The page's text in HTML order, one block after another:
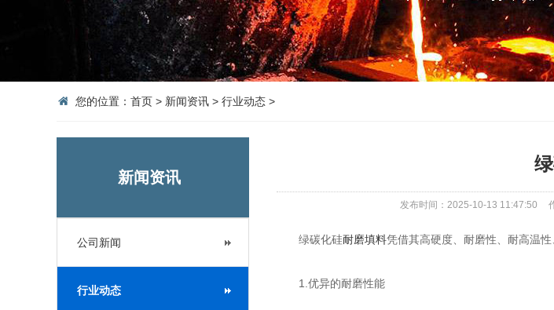
您的位置： 首页 > 新闻资讯 > 行业动态 >
新闻资讯
公司新闻
行业动态
发布时间：2025-10-13 11:47:50
绿碳化硅耐磨填料凭借其高硬度、耐磨性、耐高温
1.优异的耐磨性能